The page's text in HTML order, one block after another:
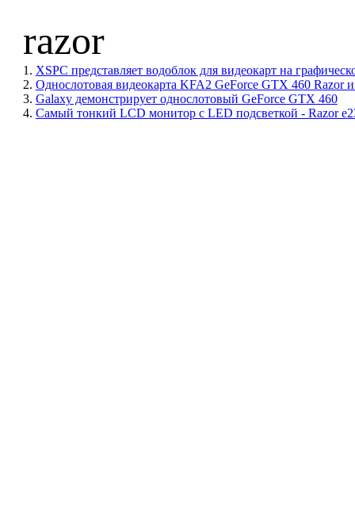
razor
1. XSPC представляет водоблок для видеокарт на
2. Однослотовая видеокарта KFA2 GeForce GTX 460
3. Galaxy демонстрирует однослотовый GeForce GTX 460
4. Самый тонкий LCD монитор с LED подсветкой - Razor